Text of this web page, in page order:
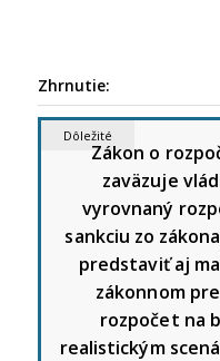
Zhrnutie:
Dôležité
Zákon o
zaväzuje
vyrovnaný
sankciu zo
predstaviť aj
zákonnom
rozpočet na
realistickým